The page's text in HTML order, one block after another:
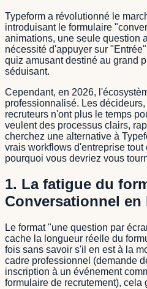
Typeform a révolutionné le
introduisant le formulaire
animations, une seule question
nécessité d'appuyer sur
quiz amusant destiné au grand
séduisant.
Cependant, en 2026,
professionnalisé. Les
recruteurs n'ont plus le temps
veulent des processus clairs,
cherchez une alternative à
vrais workflows d'entreprise
pourquoi vous devriez vous
1. La fatigue du
Conversationnel en
Le format "une question par
cache la longueur réelle du
fois sans savoir s'il en est à la
cadre professionnel (demande
inscription à un événement
formulaire de recrutement), cela